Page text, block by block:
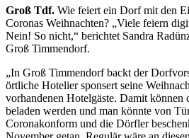
Groß Tdf. Wie feiert ein Dorf mit den
Coronas Weihnachten? „Viele feiern
Nein! So nicht,“ berichtet Sandra
Groß Timmendorf.
„In Groß Timmendorf backt der
örtliche Hotelier sponsert seine
vorhandenen Hotelgäste. Damit können
beladen werden und man könnte von
Corona­konform und die Dörfler